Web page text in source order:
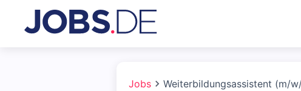
Jobs Weiterbildungsassistent (m/